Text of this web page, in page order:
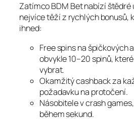
Zatímco BDM Bet nabízí štědré
nejvíce těží z rychlých bonusů,
ihned:
Free spins na špičkových
obvykle 10–20 spinů,
vybrat.
Okamžitý cashback za
požadavku na protočení.
Násobitele v crash
během sekund.